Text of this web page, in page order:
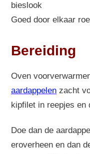
bieslook
Goed door elkaar
Bereiding
Oven
aardappelen zacht
kipfilet in reepjes en
Doe dan de
eroverheen en dan